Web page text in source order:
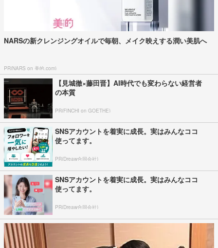
NARSの新クレンジングオイルで毎朝、メイク映えする潤い美肌へ
PR(NARS on 美的.com)
【見城徹×藤田晋】AI時代でも変わらない経営者
の本質
PR(FINCHI on GOETHE)
SNSアカウントを着実に成長。実はみんなココ
使ってます。
PR(Dreaw合同会社)
SNSアカウントを着実に成長。実はみんなココ
使ってます。
PR(Dreaw合同会社)